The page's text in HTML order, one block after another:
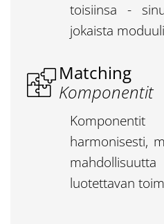
toisiinsa -
jokaista
Matching
Komponentit
harmonisesti,
luotettavan